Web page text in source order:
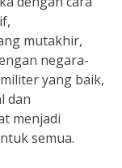
mutakhir,
negara-
yang baik,
dan
menjadi
semua.